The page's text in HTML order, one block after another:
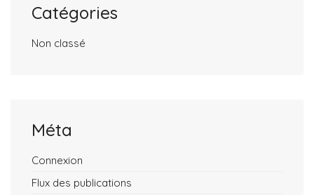
Catégories
Non classé
Méta
Connexion
Flux des publications